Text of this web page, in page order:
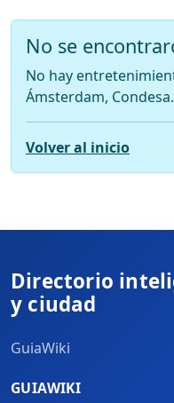
No se
No hay
Ámsterdam, Condesa.
Volver al inicio
Directorio
y ciudad
GuiaWiki
GUIAWIKI